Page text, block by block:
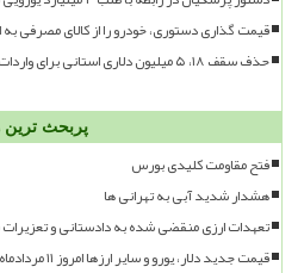
قیمت گذاری دستوری، خودرو را از کالای مصرفی به
حذف سقف ۱۸، ۵ میلیون دلاری استانی برای واردات کالاهای اساسی از مرزها
پربحث ترین
فتح مقاومت کلیدی بورس
هشدار شدید آبی به تهرانی ها
تعهدات ارزی منقضی شده به دادستانی و
قیمت جدید دلار، یورو و سایر ارزها امروز ۱۱ مردادماه ۱۴۰۵